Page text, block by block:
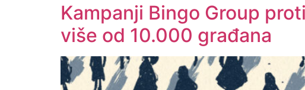
Kampanji Bingo Group
više od 10.000 građana